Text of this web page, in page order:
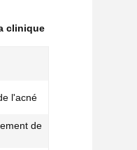
clinique
l'acné
de